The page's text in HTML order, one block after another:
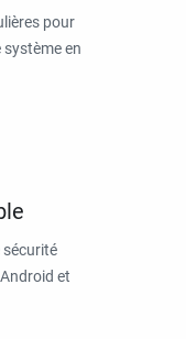
pour
en
sécurité
et